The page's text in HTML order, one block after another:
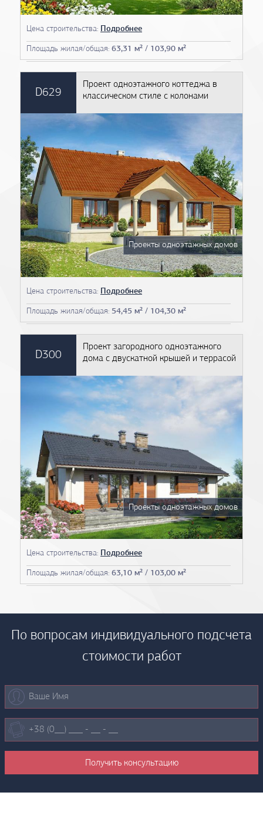
Цена строительства: Подробнее
Площадь жилая/общая: 63,31 м² / 103,90 м²
D629
Проект одноэтажного коттеджа в
классическом стиле с колонами
Цена строительства: Подробнее
Площадь жилая/общая: 54,45 м² / 104,30 м²
Проекты одноэтажных домов
D300
Проект загородного одноэтажного
дома с двускатной крышей и террасой
Цена строительства: Подробнее
Площадь жилая/общая: 63,10 м² / 103,00 м²
Проекты одноэтажных домов
По вопросам индивидуального подсчета
стоимости работ